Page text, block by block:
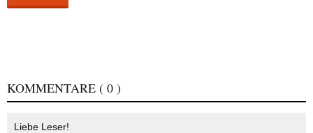
KOMMENTARE ( 0 )
Liebe Leser!